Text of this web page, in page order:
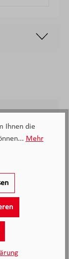
Service
Ihnen die
Mehr